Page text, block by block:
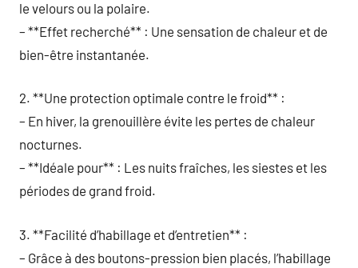
le velours ou la polaire.
– **Effet recherché** : Une sensation de chaleur et de
bien-être instantanée.
2. **Une protection optimale contre le froid** :
– En hiver, la grenouillère évite les pertes de chaleur
nocturnes.
– **Idéale pour** : Les nuits fraîches, les siestes et les
périodes de grand froid.
3. **Facilité d’habillage et d’entretien** :
– Grâce à des boutons-pression bien placés, l’habillage